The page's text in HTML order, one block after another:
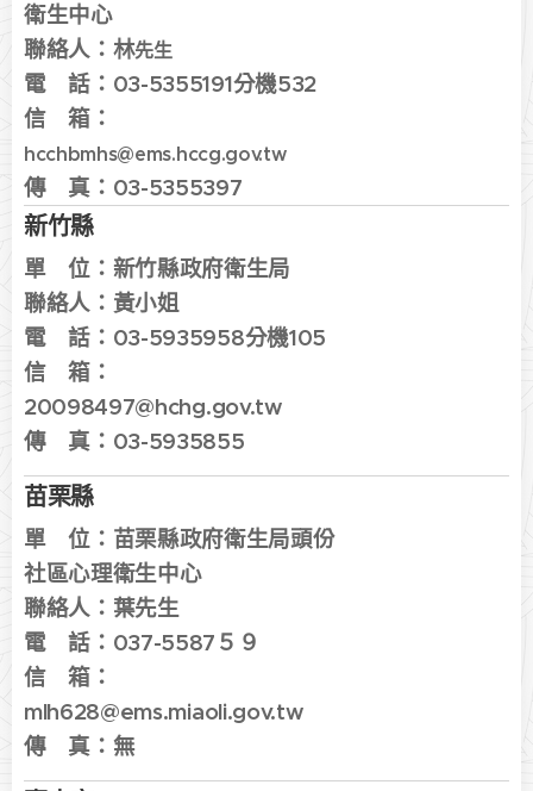
衛生中心
聯絡人：林先生
電 話： 03-5355191分機532
信 箱：
hcchbmhs@ems.hccg.gov.tw
傳 真：03-5355397
新竹縣
單 位： 新竹縣政府衛生局
聯絡人：黃小姐
電 話： 03-5935958分機105
信 箱：
20098497@hchg.gov.tw
傳 真： 03-5935855
苗栗縣
單 位： 苗栗縣政府衛生局頭份
社區心理衛生中心
聯絡人：葉先生
電 話： 037-5587５９
信 箱：
mlh628@ems.miaoli.gov.tw
傳 真：無